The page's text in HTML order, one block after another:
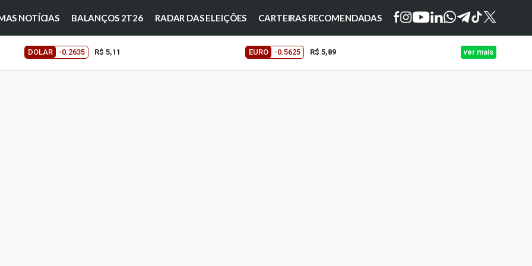
NOTÍCIAS BALANÇOS 2T26 RADAR DAS ELEIÇÕES CARTEIRAS RECOMENDADAS
DOLAR -0.2635 R$ 5,11 EURO -0.5625 R$ 5,89 ver mais